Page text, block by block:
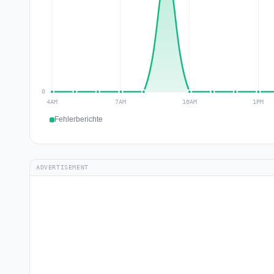
Fehlerberichte
ADVERTISEMENT